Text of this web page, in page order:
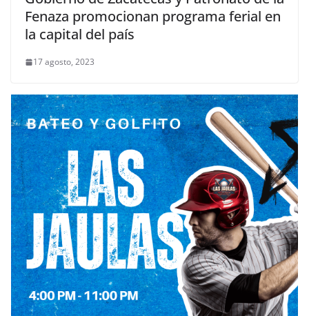
Fenaza promocionan programa ferial en
la capital del país
17 agosto, 2023